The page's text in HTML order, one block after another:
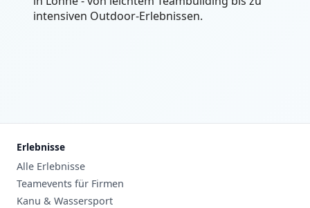
intensiven Outdoor-Erlebnissen.
Erlebnisse
Alle Erlebnisse
Teamevents für Firmen
Kanu & Wassersport